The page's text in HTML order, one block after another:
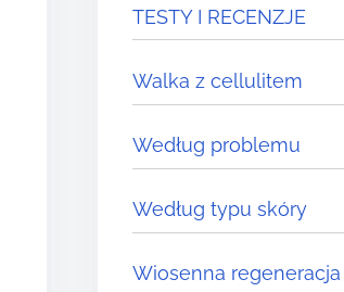
TESTY I RECENZJE
Walka z cellulitem
Według problemu
Według typu skóry
Wiosenna regeneracja